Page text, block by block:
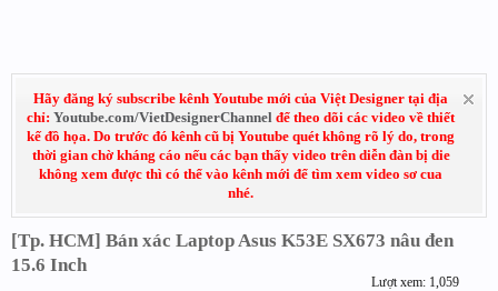
Hãy đăng ký subscribe kênh Youtube mới của Việt Designer tại địa
chỉ: Youtube.com/VietDesignerChannel để theo dõi các video về thiết
kế đồ họa. Do trước đó kênh cũ bị Youtube quét không rõ lý do, trong
thời gian chờ kháng cáo nếu các bạn thấy video trên diễn đàn bị die
không xem được thì có thể vào kênh mới để tìm xem video sơ cua
nhé.
[Tp. HCM] Bán xác Laptop Asus K53E SX673 nâu đen
15.6 Inch
Lượt xem: 1,059